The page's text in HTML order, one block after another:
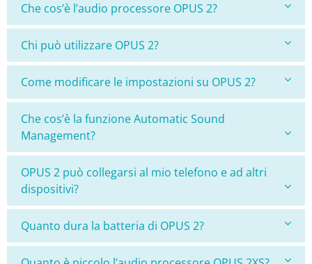
Che cos’è l’audio processore OPUS 2?
Chi può utilizzare OPUS 2?
Come modificare le impostazioni su OPUS 2?
Che cos’è la funzione Automatic Sound
Management?
OPUS 2 può collegarsi al mio telefono e ad altri
dispositivi?
Quanto dura la batteria di OPUS 2?